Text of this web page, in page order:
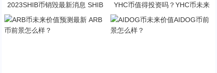
2023SHIB币销毁最新消息 SHIB
YHC币值得投资吗？YHC币未来